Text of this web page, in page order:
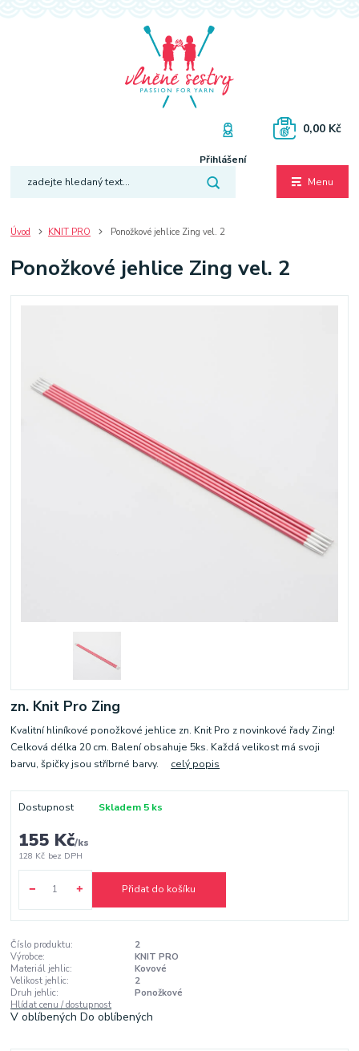
Menu
Přihlášení
0,00 Kč
Úvod KNIT PRO Ponožkové jehlice Zing vel. 2
Ponožkové jehlice Zing vel. 2
zn. Knit Pro Zing
Kvalitní hliníkové ponožkové jehlice zn. Knit Pro z novinkové řady Zing!
Celková délka 20 cm. Balení obsahuje 5ks. Každá velikost má svoji
barvu, špičky jsou stříbrné barvy. celý popis
Dostupnost Skladem 5 ks
155 Kč/ks
128 Kč bez DPH
Přidat do košíku
Číslo produktu:
2
Výrobce:
KNIT PRO
Materiál jehlic:
Kovové
Velikost jehlic:
2
Druh jehlic:
Ponožkové
Hlídat cenu / dostupnost
V oblíbenýchDo oblíbených